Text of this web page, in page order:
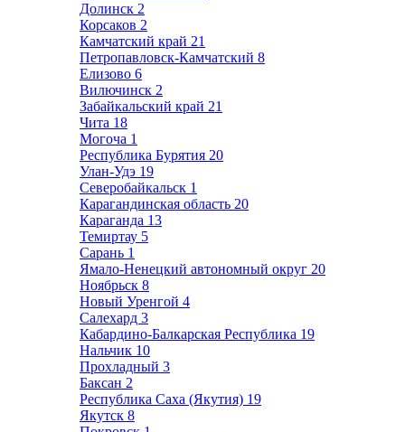
Долинск 2
Корсаков 2
Камчатский край 21
Петропавловск-Камчатский 8
Елизово 6
Вилючинск 2
Забайкальский край 21
Чита 18
Могоча 1
Республика Бурятия 20
Улан-Удэ 19
Северобайкальск 1
Карагандинская область 20
Караганда 13
Темиртау 5
Сарань 1
Ямало-Ненецкий автономный округ 20
Ноябрьск 8
Новый Уренгой 4
Салехард 3
Кабардино-Балкарская Республика 19
Нальчик 10
Прохладный 3
Баксан 2
Республика Саха (Якутия) 19
Якутск 8